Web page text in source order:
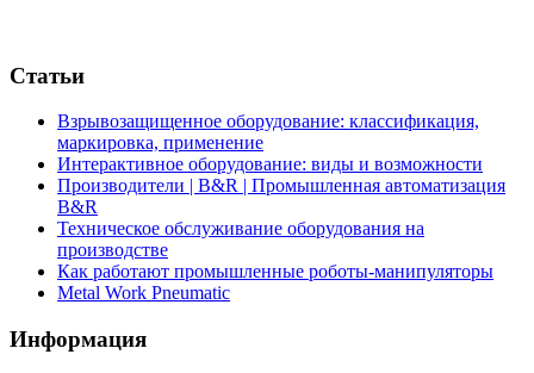
Статьи
Взрывозащищенное оборудование: классификация,
маркировка, применение
Интерактивное оборудование: виды и возможности
Производители | B&R | Промышленная автоматизация
B&R
Техническое обслуживание оборудования на
производстве
Как работают промышленные роботы-манипуляторы
Metal Work Pneumatic
Информация